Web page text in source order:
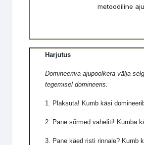
metoodiline
Harjutus
Domineeriva ajupoolkera välja
tegemisel domineeris.
1. Plaksuta! Kumb käsi
2. Pane sõrmed vaheliti! Kumba
3. Pane käed risti rinnale? Kumb